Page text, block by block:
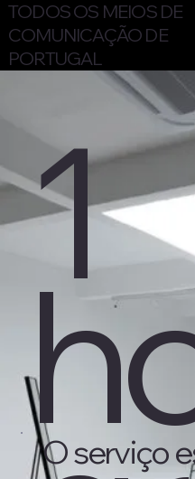
TODOS OS MEIOS DE
COMUNICAÇÃO DE
PORTUGAL
​O serviço
1